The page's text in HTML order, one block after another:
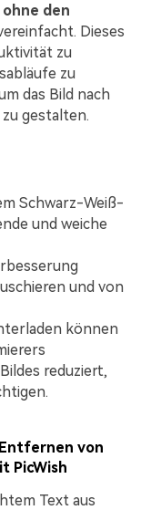
den
Dieses
zu
zu
das Bild nach
gestalten.
Schwarz-Weiß-
und weiche
und von
können
reduziert,
von
PicWish
Text aus